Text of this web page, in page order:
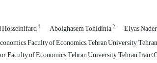
Hosseinifard1 Abolghasem Tohidinia2 Elyas
Faculty of Economics, Tehran University,
Faculty of Economics, Tehran University, Tehran, Iran